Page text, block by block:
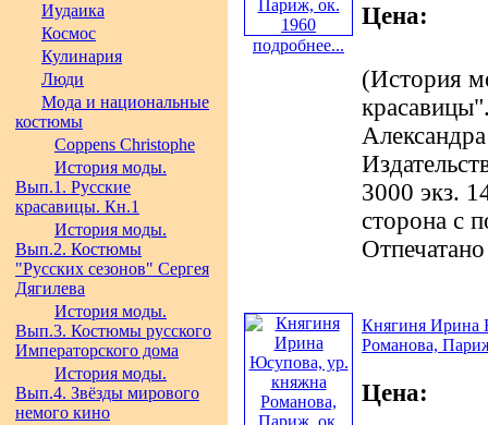
Иудаика
Космос
Кулинария
Люди
Мода и национальные
костюмы
Coppens Christophe
История моды.
Вып.1. Русские
красавицы. Кн.1
История моды.
Вып.2. Костюмы
"Русских сезонов" Сергея
Дягилева
История моды.
Вып.3. Костюмы русского
Императорского дома
История моды.
Вып.4. Звёзды мирового
немого кино
подробнее...
Цена:
(История
3000 экз.
сторона с
Княгиня Ирина
Романова,
Цена: